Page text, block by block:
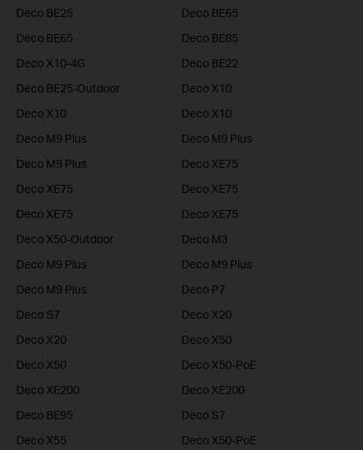
Deco BE25
Deco BE65
Deco BE65
Deco BE85
Deco X10-4G
Deco BE22
Deco BE25-Outdoor
Deco X10
Deco X10
Deco X10
Deco M9 Plus
Deco M9 Plus
Deco M9 Plus
Deco XE75
Deco XE75
Deco XE75
Deco XE75
Deco XE75
Deco X50-Outdoor
Deco M3
Deco M9 Plus
Deco M9 Plus
Deco M9 Plus
Deco P7
Deco S7
Deco X20
Deco X20
Deco X50
Deco X50
Deco X50-PoE
Deco XE200
Deco XE200
Deco BE95
Deco S7
Deco X55
Deco X50-PoE